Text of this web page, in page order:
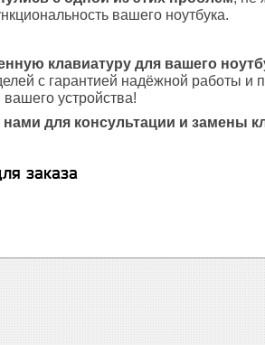
вашего ноутбука.
клавиатуру для вашего
с гарантией надёжной работы
устройства!
для консультации и замены
заказа